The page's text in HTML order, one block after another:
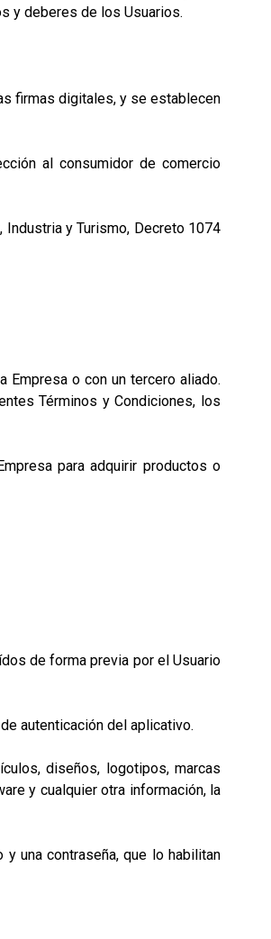
y deberes de los Usuarios.
firmas digitales, y se establecen
al consumidor de comercio
y Turismo, Decreto 1074
o con un tercero aliado.
Términos y Condiciones, los
para adquirir productos o
de forma previa por el Usuario
autenticación del aplicativo.
diseños, logotipos, marcas
y cualquier otra información, la
una contraseña, que lo habilitan